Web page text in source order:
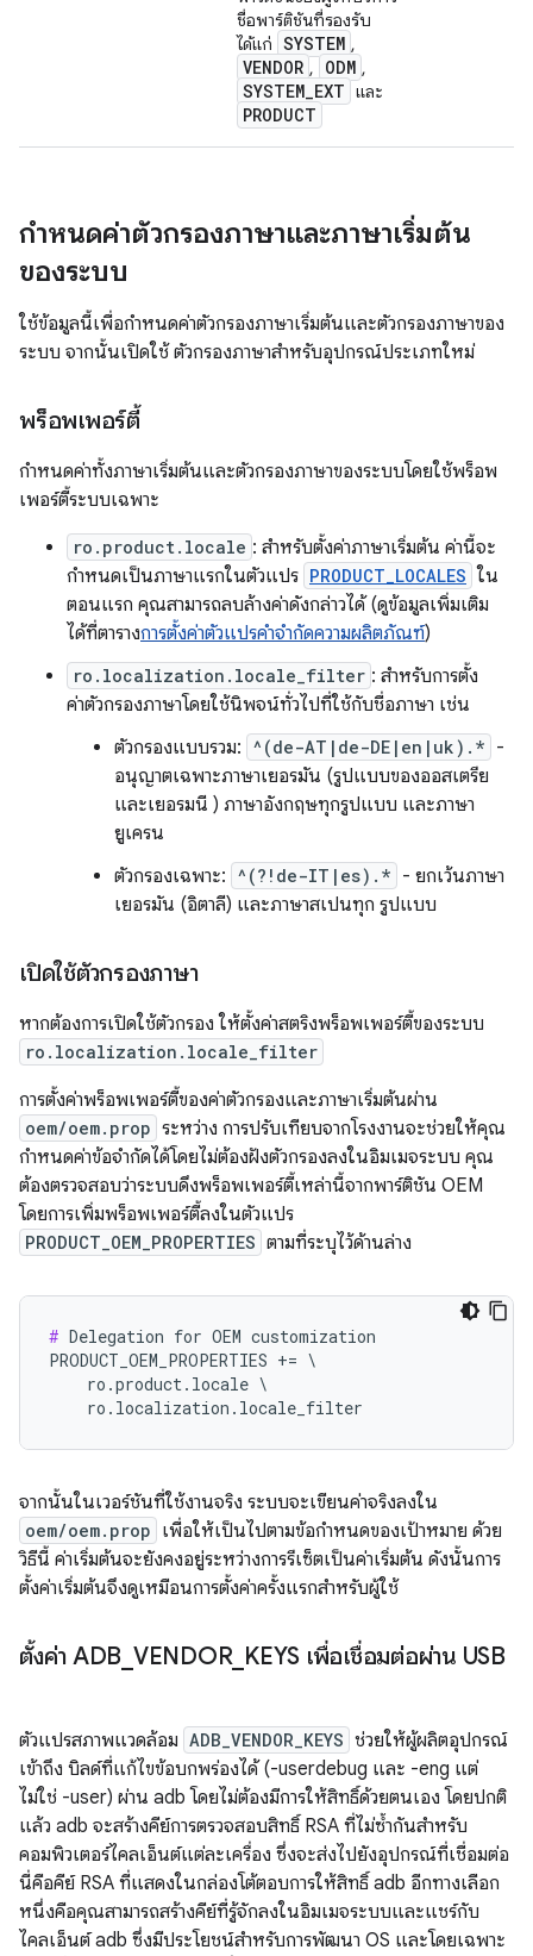
ชื่อพาร์ติชันที่รองรับ
ได้แก่ SYSTEM ,
VENDOR , ODM ,
SYSTEM_EXT และ
PRODUCT
กำหนดค่าตัวกรองภาษาและภาษาเริ่มต้น
ของระบบ
ใช้ข้อมูลนี้เพื่อกำหนดค่าตัวกรองภาษาเริ่มต้นและตัวกรองภาษาของ
ระบบ จากนั้นเปิดใช้ ตัวกรองภาษาสำหรับอุปกรณ์ประเภทใหม่
พร็อพเพอร์ตี้
กำหนดค่าทั้งภาษาเริ่มต้นและตัวกรองภาษาของระบบโดยใช้พร็อพ
เพอร์ตี้ระบบเฉพาะ
ro.product.locale : สำหรับตั้งค่าภาษาเริ่มต้น ค่านี้จะ
กำหนดเป็นภาษาแรกในตัวแปร PRODUCT_LOCALES ใน
ตอนแรก คุณสามารถลบล้างค่าดังกล่าวได้ (ดูข้อมูลเพิ่มเติม
ได้ที่ตารางการตั้งค่าตัวแปรคำจำกัดความผลิตภัณฑ์)
ro.localization.locale_filter : สำหรับการตั้ง
ค่าตัวกรองภาษาโดยใช้นิพจน์ทั่วไปที่ใช้กับชื่อภาษา เช่น
ตัวกรองแบบรวม: ^(de-AT|de-DE|en|uk).* -
อนุญาตเฉพาะภาษาเยอรมัน (รูปแบบของออสเตรีย
และเยอรมนี ) ภาษาอังกฤษทุกรูปแบบ และภาษา
ยูเครน
ตัวกรองเฉพาะ: ^(?!de-IT|es).* - ยกเว้นภาษา
เยอรมัน (อิตาลี) และภาษาสเปนทุก รูปแบบ
เปิดใช้ตัวกรองภาษา
หากต้องการเปิดใช้ตัวกรอง ให้ตั้งค่าสตริงพร็อพเพอร์ตี้ของระบบ
ro.localization.locale_filter
การตั้งค่าพร็อพเพอร์ตี้ของค่าตัวกรองและภาษาเริ่มต้นผ่าน
oem/oem.prop ระหว่าง การปรับเทียบจากโรงงานจะช่วยให้คุณ
กำหนดค่าข้อจำกัดได้โดยไม่ต้องฝังตัวกรองลงในอิมเมจระบบ คุณ
ต้องตรวจสอบว่าระบบดึงพร็อพเพอร์ตี้เหล่านี้จากพาร์ติชัน OEM
โดยการเพิ่มพร็อพเพอร์ตี้ลงในตัวแปร
PRODUCT_OEM_PROPERTIES ตามที่ระบุไว้ด้านล่าง
# Delegation for OEM customization
PRODUCT_OEM_PROPERTIES += \
    ro.product.locale \
    ro.localization.locale_filter
จากนั้นในเวอร์ชันที่ใช้งานจริง ระบบจะเขียนค่าจริงลงใน
oem/oem.prop เพื่อให้เป็นไปตามข้อกำหนดของเป้าหมาย ด้วย
วิธีนี้ ค่าเริ่มต้นจะยังคงอยู่ระหว่างการรีเซ็ตเป็นค่าเริ่มต้น ดังนั้นการ
ตั้งค่าเริ่มต้นจึงดูเหมือนการตั้งค่าครั้งแรกสำหรับผู้ใช้
ตั้งค่า ADB VENDOR_ KEYS เพื่อเชื่อมต่อผ่าน USB
ตัวแปรสภาพแวดล้อม ADB_VENDOR_KEYS ช่วยให้ผู้ผลิตอุปกรณ์
เข้าถึง บิลด์ที่แก้ไขข้อบกพร่องได้ (-userdebug และ -eng แต่
ไม่ใช่ -user) ผ่าน adb โดยไม่ต้องมีการให้สิทธิ์ด้วยตนเอง โดยปกติ
แล้ว adb จะสร้างคีย์การตรวจสอบสิทธิ์ RSA ที่ไม่ซ้ำกันสำหรับ
คอมพิวเตอร์ไคลเอ็นต์แต่ละเครื่อง ซึ่งจะส่งไปยังอุปกรณ์ที่เชื่อมต่อ
นี่คือคีย์ RSA ที่แสดงในกล่องโต้ตอบการให้สิทธิ์ adb อีกทางเลือก
หนึ่งคือคุณสามารถสร้างคีย์ที่รู้จักลงในอิมเมจระบบและแชร์กับ
ไคลเอ็นต์ adb ซึ่งมีประโยชน์สําหรับการพัฒนา OS และโดยเฉพาะ